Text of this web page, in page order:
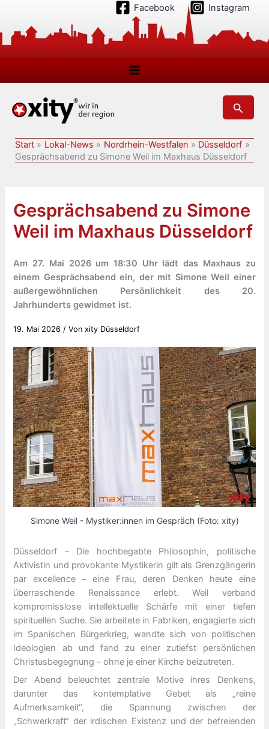
springen
Facebook Instagram
Suchen
Start Lokal-News Nordrhein-Westfalen
Düsseldorf
Gesprächsabend zu Simone Weil im Maxhaus Düsseldorf
Gesprächsabend zu Simone
Weil im Maxhaus Düsseldorf
Am 27. Mai 2026 um 18:30 Uhr lädt das Maxhaus zu
einem Gesprächsabend ein, der mit Simone Weil einer
außergewöhnlichen Persönlichkeit des 20.
Jahrhunderts gewidmet ist.
19. Mai 2026 / Vonxity Düsseldorf
Simone Weil - Mystiker:innen im Gespräch (Foto: xity)
Düsseldorf – Die hochbegabte Philosophin, politische
Aktivistin und provokante Mystikerin gilt als Grenzgängerin
par excellence – eine Frau, deren Denken heute eine
überraschende Renaissance erlebt. Weil verband
kompromisslose intellektuelle Schärfe mit einer tiefen
spirituellen Suche. Sie arbeitete in Fabriken, engagierte sich
im Spanischen Bürgerkrieg, wandte sich von politischen
Ideologien ab und fand zu einer zutiefst persönlichen
Christusbegegnung – ohne je einer Kirche beizutreten.
Der Abend beleuchtet zentrale Motive ihres Denkens,
darunter das kontemplative Gebet als „reine
Aufmerksamkeit“, die Spannung zwischen der
„Schwerkraft“ der irdischen Existenz und der befreienden